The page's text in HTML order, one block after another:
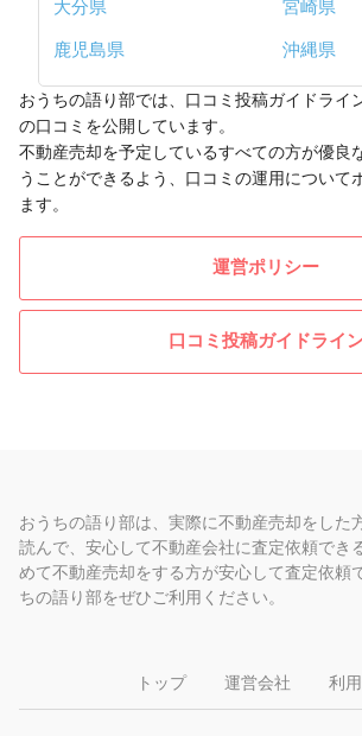
大分県
宮崎県
鹿児島県
沖縄県
おうちの語り部では、口コミ投稿ガイドライ
の口コミを公開しています。
不動産売却を予定しているすべての方が優良
うことができるよう、口コミの運用について
ます。
運営ポリシー
口コミ投稿ガイドライ
おうちの語り部は、実際に不動産売却をした
読んで、安心して不動産会社に査定依頼でき
めて不動産売却をする方が安心して査定依頼
ちの語り部をぜひご利用ください。
トップ 運営会社 利